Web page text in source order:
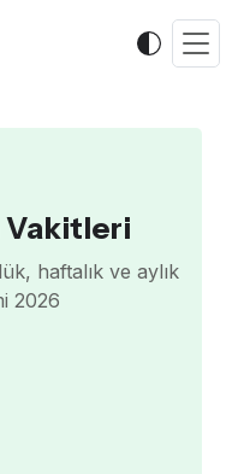
Vakitleri
haftalık ve aylık
2026